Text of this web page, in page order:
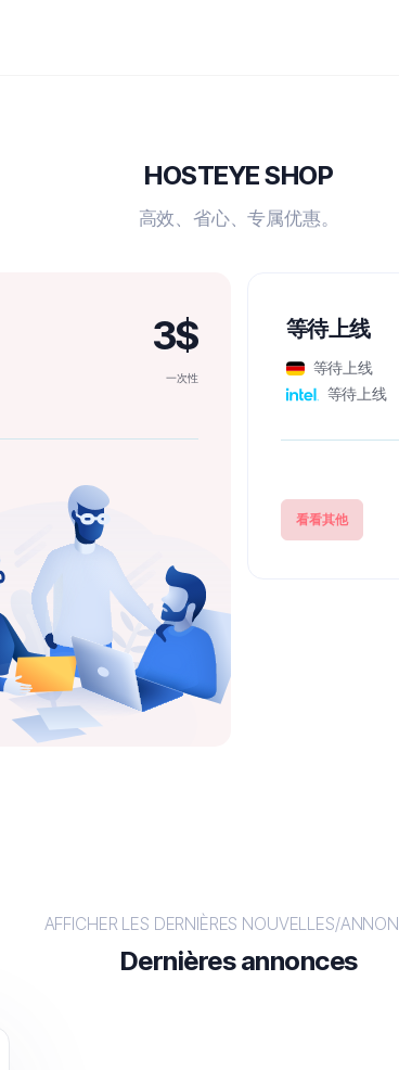
HOSTEYE SHOP
高效、省心、专属优惠。
3$
一次性
等待上线
等待上线
等待上线
看看其他
AFFICHER LES DERNIÈRES NOUVELLES/
Dernières annonces